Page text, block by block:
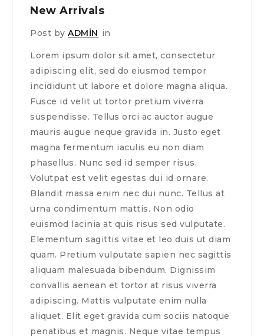
New Arrivals
Post by ADMIN in
Lorem ipsum dolor sit amet, consectetur
adipiscing elit, sed do eiusmod tempor
incididunt ut labore et dolore magna aliqua.
Fusce id velit ut tortor pretium viverra
suspendisse. Tellus orci ac auctor augue
mauris augue neque gravida in. Justo eget
magna fermentum iaculis eu non diam
phasellus. Nunc sed id semper risus.
Volutpat est velit egestas dui id ornare.
Blandit massa enim nec dui nunc. Tellus at
urna condimentum mattis. Non odio
euismod lacinia at quis risus sed vulputate.
Elementum sagittis vitae et leo duis ut diam
quam. Pretium vulputate sapien nec sagittis
aliquam malesuada bibendum. Dignissim
convallis aenean et tortor at risus viverra
adipiscing. Mattis vulputate enim nulla
aliquet. Elit eget gravida cum sociis natoque
penatibus et magnis. Neque vitae tempus